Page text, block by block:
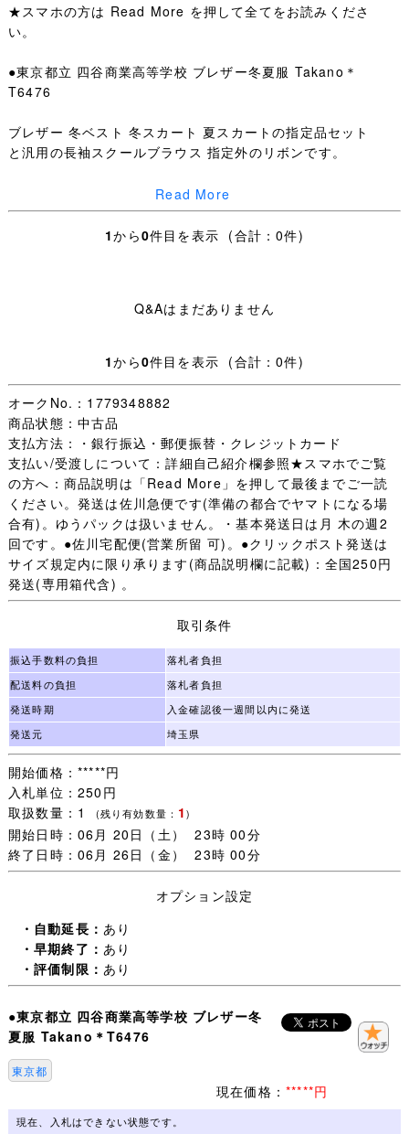
★スマホの方は Read More を押して全てをお読みくださ
い。
●東京都立 四谷商業高等学校 ブレザー冬夏服 Takano＊
T6476
ブレザー 冬ベスト 冬スカート 夏スカートの指定品セット
と汎用の長袖スクールブラウス 指定外のリボンです。
ほどよい使用感はございますが、
下記ほか特筆するような汚れ・ダメージはありません。
冬ベスト：SIZE M 素材 ポリエステル 50％ 毛 50％
冬スカート：W最大値63cm 総丈40cm ミニ丈
夏スカート：W表示63 W最大値63cm 総丈40cm ミニ丈
数ヶ所小うすよごれ
・お手数ですが下記を全てお読みいただき、ご入札＝ご了
承いただいたこととさせていただきます。
・日々学校生活に使われた制服なので、着用できないほど
の汚れやダメージ以外は記載していません、写真を優先し
・【 評価：新規の方 いたずら入札防止の為 】
評価新規の方は［責任をもって取引する］ことをご入札前
に質問欄からお約束ください。
(「 入札します 」だけは不可 お約束のない場合は残念です
が入札をお取り消しすることがあります。)
未連絡 未入金 キャンセルの多くが評価新規の方で、本当
に困っています。
（いたずら落札は随時必ず管理人様へID報告します。)
迷惑な方はごく一部で評価新規の殆どの方は問題なく取引
が完了します。
一部の方のために誠に申し訳ございません。
(取引開始)、送料連絡後金融機関の3営業日以内のご入金、
をご承諾いただける方のみご検討下さいますようお願いし
ます。
・一週間以内にご落札いただいた品については同梱包いた
します。
ご注意：一緒に発送する品を、すべてご落札いただいてか
らお取引を開始してください。
取引ナビで一覧に表示されない品は同梱包できません。落
札手続き【 取引開始 】をすると、その後のご落札は別梱
Read More
1から0件目を表示 (合計：0件)
Q&Aはまだありません
1から0件目を表示 (合計：0件)
オークNo.：1779348882
商品状態：中古品
支払方法：・銀行振込・郵便振替・クレジットカード
支払い/受渡しについて：詳細自己紹介欄参照★スマホでご覧
の方へ：商品説明は「Read More」を押して最後までご一読
ください。発送は佐川急便です(準備の都合でヤマトになる場
合有)。ゆうパックは扱いません。・基本発送日は月 木の週2
回です。●佐川宅配便(営業所留 可)。●クリックポスト発送は
サイズ規定内に限り承ります(商品説明欄に記載)：全国250円
発送(専用箱代含) 。
取引条件
振込手数料の負担 落札者負担
配送料の負担 落札者負担
発送時期 入金確認後一週間以内に発送
発送元 埼玉県
開始価格：*****円
入札単位：250円
取扱数量：1
(残り有効数量： 1)
開始日時：06月 20日（土） 23時 00分
終了日時：06月 26日（金） 23時 00分
オプション設定
・自動延長： あり
・早期終了： あり
・評価制限： あり
●東京都立 四谷商業高等学校 ブレザー冬
夏服 Takano＊T6476
東京都
現在価格： *****円
現在、入札はできない状態です。